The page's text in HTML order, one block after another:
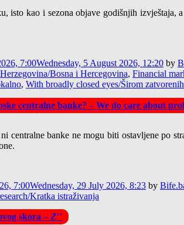
isto kao i sezona objave godišnjih
7:00Wednesday, 5 August 2026, 12:20 by
Bosna i Hercegovina, Financial
, With broadly closed eyes/Širom
centralne banke? – We do care about
centralne banke ne mogu biti ostavljene po
7:00Wednesday, 29 July 2026, 8:23 by
Kratka istraživanja
skora – Z′′